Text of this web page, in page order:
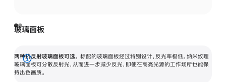
玻璃面板
两种抗反射玻璃面板可选。 标配的玻璃面板经过特别设计，反光率极低。纳米纹理
玻璃面板可分散反射光，从而进一步减少反光，即使在高亮光源的工作场所也能保
持出色画质。
展
开